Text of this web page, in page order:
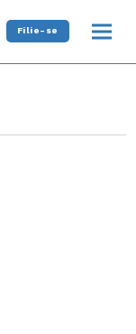
Filie-se